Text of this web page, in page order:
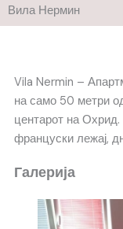
Вила Нермин
Vila Nermin –
на само 50 метри
центарот на
француски лежај,
Галерија